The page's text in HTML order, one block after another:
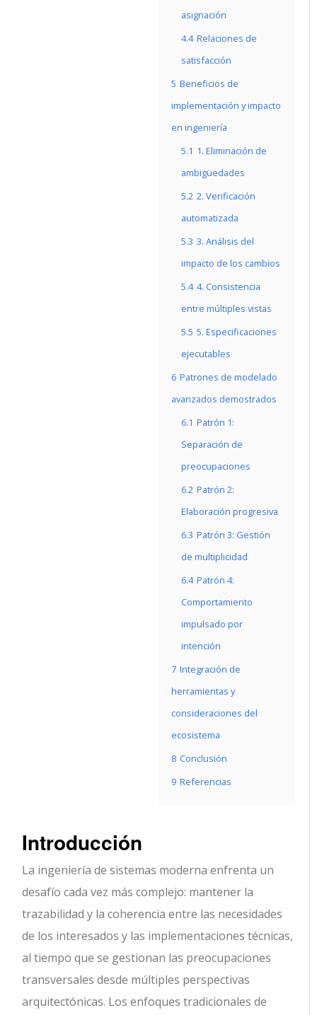
asignación
4.4 Relaciones de
satisfacción
5 Beneficios de
implementación y impacto
en ingeniería
5.1 1. Eliminación de
ambigüedades
5.2 2. Verificación
automatizada
5.3 3. Análisis del
impacto de los cambios
5.4 4. Consistencia
entre múltiples vistas
5.5 5. Especificaciones
ejecutables
6 Patrones de modelado
avanzados demostrados
6.1 Patrón 1:
Separación de
preocupaciones
6.2 Patrón 2:
Elaboración progresiva
6.3 Patrón 3: Gestión
de multiplicidad
6.4 Patrón 4:
Comportamiento
impulsado por
intención
7 Integración de
herramientas y
consideraciones del
ecosistema
8 Conclusión
9 Referencias
Introducción
La ingeniería de sistemas moderna enfrenta un
desafío cada vez más complejo: mantener la
trazabilidad y la coherencia entre las necesidades
de los interesados y las implementaciones técnicas,
al tiempo que se gestionan las preocupaciones
transversales desde múltiples perspectivas
arquitectónicas. Los enfoques tradicionales de